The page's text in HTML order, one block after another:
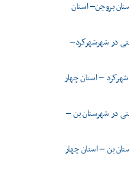
بروجن– استان
در شهرشهرکرد–
– استان چهار
در شهرستان بن –
بن – استان چهار